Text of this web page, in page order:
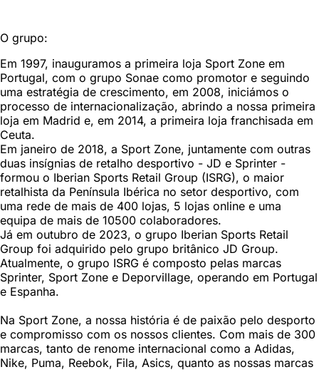
O grupo:
Em 1997, inauguramos a primeira loja Sport Zone em
Portugal, com o grupo Sonae como promotor e seguindo
uma estratégia de crescimento, em 2008, iniciámos o
processo de internacionalização, abrindo a nossa primeira
loja em Madrid e, em 2014, a primeira loja franchisada em
Ceuta.
Em janeiro de 2018, a Sport Zone, juntamente com outras
duas insígnias de retalho desportivo - JD e Sprinter -
formou o Iberian Sports Retail Group (ISRG), o maior
retalhista da Península Ibérica no setor desportivo, com
uma rede de mais de 400 lojas, 5 lojas online e uma
equipa de mais de 10500 colaboradores.
Já em outubro de 2023, o grupo Iberian Sports Retail
Group foi adquirido pelo grupo britânico JD Group.
Atualmente, o grupo ISRG é composto pelas marcas
Sprinter, Sport Zone e Deporvillage, operando em Portugal
e Espanha.
Na Sport Zone, a nossa história é de paixão pelo desporto
e compromisso com os nossos clientes. Com mais de 300
marcas, tanto de renome internacional como a Adidas,
Nike, Puma, Reebok, Fila, Asics, quanto as nossas marcas